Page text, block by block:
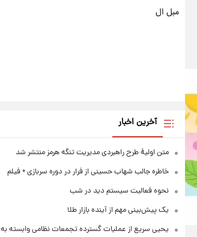
مبل ال
آخرین اخبار
متن اولیۀ طرح راهبردی مدیریت تنگه هرمز منتشر شد
خاطره جالب شهاب حسینی از فرار در دوره سربازی + فیلم
نحوه فعالیت سیستم دید در شب
یک پیش‌بینی مهم از آینده بازار طلا
یحیی سریع از عملیات گسترده تجمعات نظامی وابسته به